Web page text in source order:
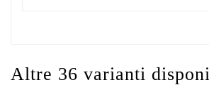
Altre 36 varianti